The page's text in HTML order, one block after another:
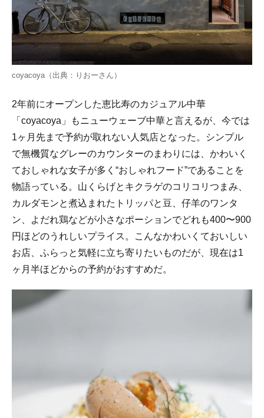
coyacoya（出典： りおーさん）
2年前にオープンした恵比寿のカジュアル中華
「coyacoya」もニューウェーブ中華と言えるが、今では
1ヶ月先まで予約が取れない人気店となった。シンプル
で無機質なグレーのカウンターのまわりには、かわいく
ておしゃれな女子が多く“おしゃれフード”であることを
物語っている。山くらげとキクラゲのコリコリつまみ、
カルダモンと煮込まれたトリッパと豆、仔羊のワンタ
ン、よだれ鶏などが小さなポーションでどれも400〜900
円ほどのうれしいプライス。こんなかわいくておいしい
お店、ふらっと気軽に立ち寄りたいものだが、現在は1
ヶ月半ほどからの予約がおすすめだ。